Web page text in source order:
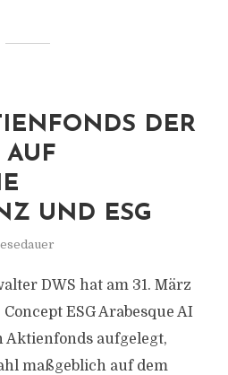
DER
AUF
UND ESG
DWS hat am 31. März
ESG Arabesque AI
Aktienfonds aufgelegt,
maßgeblich auf dem